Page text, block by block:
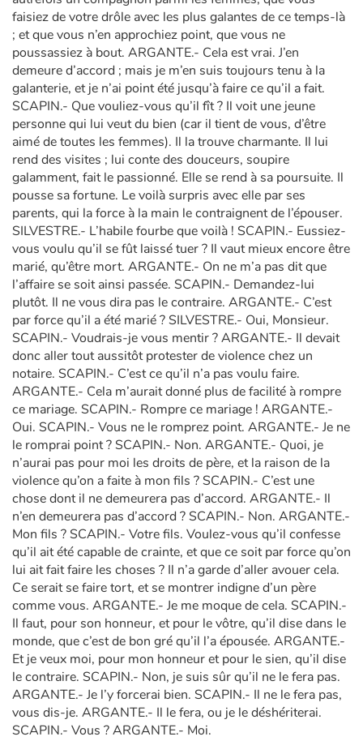
faisiez de votre drôle avec les plus galantes de ce temps-là
; et que vous n’en approchiez point, que vous ne
poussassiez à bout. ARGANTE.- Cela est vrai. J’en
demeure d’accord ; mais je m’en suis toujours tenu à la
galanterie, et je n’ai point été jusqu’à faire ce qu’il a fait.
SCAPIN.- Que vouliez-vous qu’il fît ? Il voit une jeune
personne qui lui veut du bien (car il tient de vous, d’être
aimé de toutes les femmes). Il la trouve charmante. Il lui
rend des visites ; lui conte des douceurs, soupire
galamment, fait le passionné. Elle se rend à sa poursuite. Il
pousse sa fortune. Le voilà surpris avec elle par ses
parents, qui la force à la main le contraignent de l’épouser.
SILVESTRE.- L’habile fourbe que voilà ! SCAPIN.- Eussiez-
vous voulu qu’il se fût laissé tuer ? Il vaut mieux encore être
marié, qu’être mort. ARGANTE.- On ne m’a pas dit que
l’affaire se soit ainsi passée. SCAPIN.- Demandez-lui
plutôt. Il ne vous dira pas le contraire. ARGANTE.- C’est
par force qu’il a été marié ? SILVESTRE.- Oui, Monsieur.
SCAPIN.- Voudrais-je vous mentir ? ARGANTE.- Il devait
donc aller tout aussitôt protester de violence chez un
notaire. SCAPIN.- C’est ce qu’il n’a pas voulu faire.
ARGANTE.- Cela m’aurait donné plus de facilité à rompre
ce mariage. SCAPIN.- Rompre ce mariage ! ARGANTE.-
Oui. SCAPIN.- Vous ne le romprez point. ARGANTE.- Je ne
le romprai point ? SCAPIN.- Non. ARGANTE.- Quoi, je
n’aurai pas pour moi les droits de père, et la raison de la
violence qu’on a faite à mon fils ? SCAPIN.- C’est une
chose dont il ne demeurera pas d’accord. ARGANTE.- Il
n’en demeurera pas d’accord ? SCAPIN.- Non. ARGANTE.-
Mon fils ? SCAPIN.- Votre fils. Voulez-vous qu’il confesse
qu’il ait été capable de crainte, et que ce soit par force qu’on
lui ait fait faire les choses ? Il n’a garde d’aller avouer cela.
Ce serait se faire tort, et se montrer indigne d’un père
comme vous. ARGANTE.- Je me moque de cela. SCAPIN.-
Il faut, pour son honneur, et pour le vôtre, qu’il dise dans le
monde, que c’est de bon gré qu’il l’a épousée. ARGANTE.-
Et je veux moi, pour mon honneur et pour le sien, qu’il dise
le contraire. SCAPIN.- Non, je suis sûr qu’il ne le fera pas.
ARGANTE.- Je l’y forcerai bien. SCAPIN.- Il ne le fera pas,
vous dis-je. ARGANTE.- Il le fera, ou je le déshériterai.
SCAPIN.- Vous ? ARGANTE.- Moi.